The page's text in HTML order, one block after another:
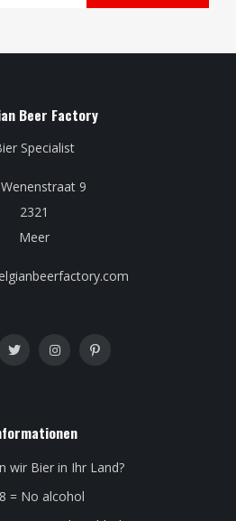
Beer Factory
Specialist
Wenenstraat 9
2321
Meer
wir Bier in Ihr Land?
= No alcohol